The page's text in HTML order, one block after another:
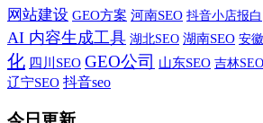
网站建设 GEO方案 河南SEO 抖音小店报白
AI 内容生成工具 湖北SEO 湖南SEO 安
化 四川SEO GEO公司 山东SEO 吉林SEO
辽宁SEO 抖音seo